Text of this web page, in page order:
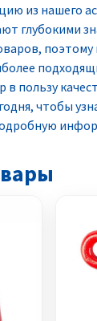
из нашего
глубокими
в пользу
чтобы